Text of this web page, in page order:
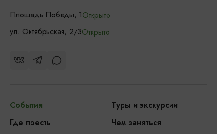
Площадь Победы, 1Открыто
ул. Октябрьская, 2/3Открыто
События
Туры и экскурсии
Где поесть
Чем заняться